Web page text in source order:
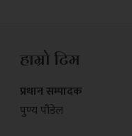
हाम्रो टिम
प्रधान सम्पादक
पुण्य पौडेल